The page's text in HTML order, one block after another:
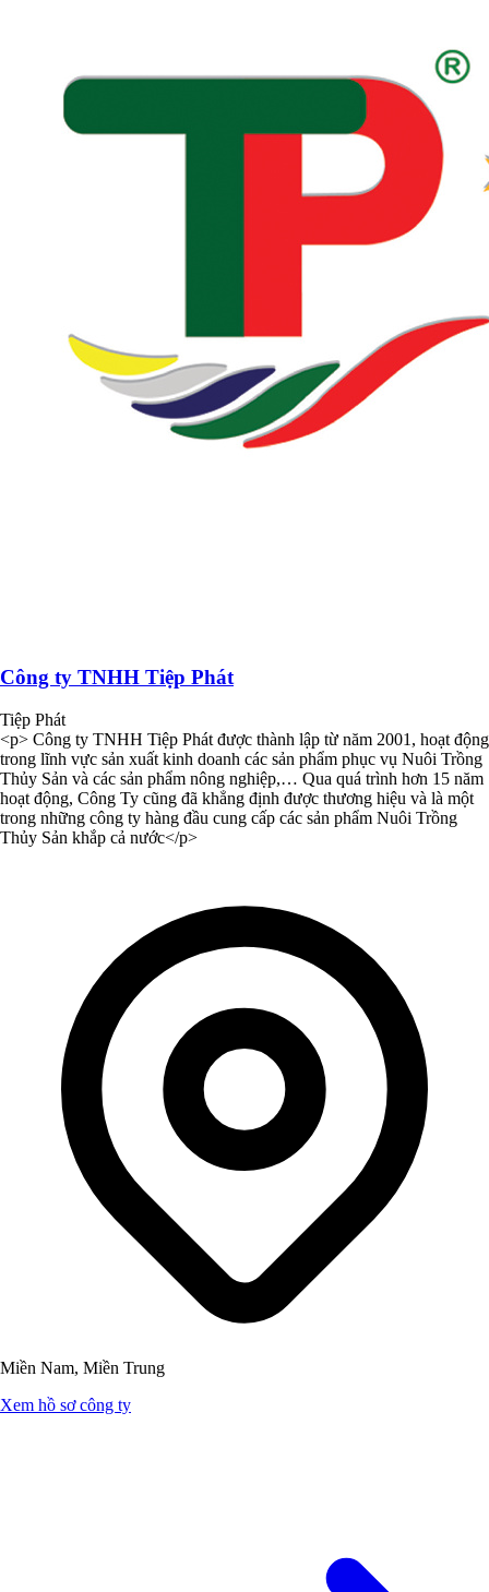
Công ty TNHH Tiệp Phát
Tiệp Phát
<p> Công ty TNHH Tiệp Phát được thành lập từ năm 2001, hoạt động
trong lĩnh vực sản xuất kinh doanh các sản phẩm phục vụ Nuôi Trồng
Thủy Sản và các sản phẩm nông nghiệp,… Qua quá trình hơn 15 năm
hoạt động, Công Ty cũng đã khẳng định được thương hiệu và là một
trong những công ty hàng đầu cung cấp các sản phẩm Nuôi Trồng
Thủy Sản khắp cả nước</p>
Miền Nam, Miền Trung
Xem hồ sơ công ty